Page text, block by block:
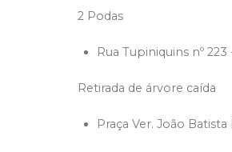
2 Podas
Rua Tupiniquins nº 223
Retirada de árvore caída
Praça Ver. João